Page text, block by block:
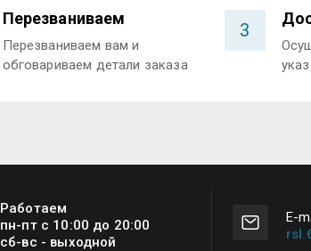
Перезваниваем
Перезваниваем вам и
обговариваем детали заказа
3
Работаем
пн-пт с 10:00 до 20:00
сб-вс - выходной
Е-